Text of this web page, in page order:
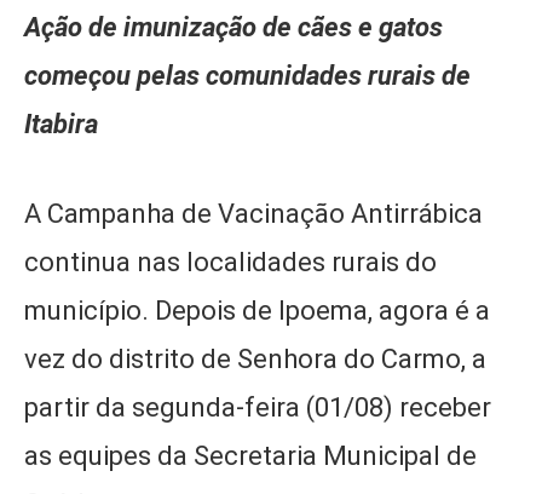
Ação de imunização de cães e gatos
começou pelas comunidades rurais de
Itabira
A Campanha de Vacinação Antirrábica
continua nas localidades rurais do
município. Depois de Ipoema, agora é a
vez do distrito de Senhora do Carmo, a
partir da segunda-feira (01/08) receber
as equipes da Secretaria Municipal de